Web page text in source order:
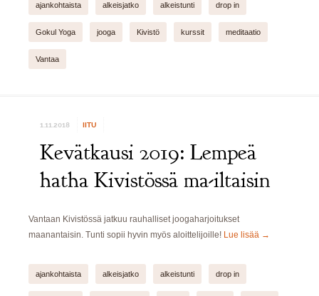
ajankohtaista alkeisjatko alkeistunti drop in
Gokul Yoga jooga Kivistö kurssit meditaatio
Vantaa
1.11.2018 IITU
Kevätkausi 2019: Lempeä
hatha Kivistössä ma-iltaisin
Vantaan Kivistössä jatkuu rauhalliset joogaharjoitukset
maanantaisin. Tunti sopii hyvin myös aloittelijoille! Lue lisää →
ajankohtaista alkeisjatko alkeistunti drop in